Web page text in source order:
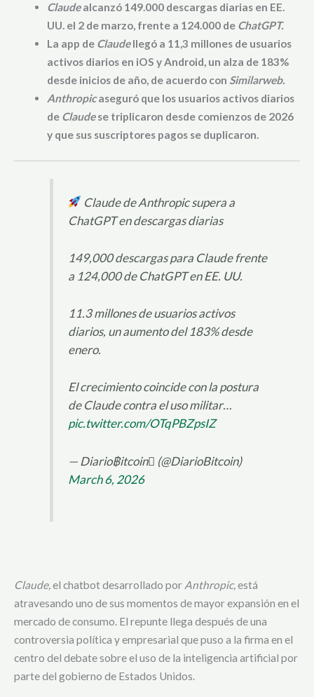
Claudealcanzó 149.000 descargas diarias en EE.
UU. el 2 de marzo, frente a 124.000 de ChatGPT.
La app de Claudellegó a 11,3 millones de usuarios
activos diarios en iOS y Android, un alza de 183%
desde inicios de año, de acuerdo con Similarweb.
Anthropicaseguró que los usuarios activos diarios
de Claudese triplicaron desde comienzos de 2026
y que sus suscriptores pagos se duplicaron.
Claude de Anthropic supera a
ChatGPT en descargas diarias
149,000 descargas para Claude frente
a 124,000 de ChatGPT en EE. UU.
11.3 millones de usuarios activos
diarios, un aumento del 183% desde
enero.
El crecimiento coincide con la postura
de Claude contra el uso militar…
pic.twitter.com/OTqPBZpsIZ
— Diario฿itcoin (@DiarioBitcoin)
March 6, 2026
Claude,el chatbot desarrollado por Anthropic,está
atravesando uno de sus momentos de mayor expansión en el
mercado de consumo. El repunte llega después de una
controversia política y empresarial que puso a la firma en el
centro del debate sobre el uso de la inteligencia artificial por
parte del gobierno de Estados Unidos.